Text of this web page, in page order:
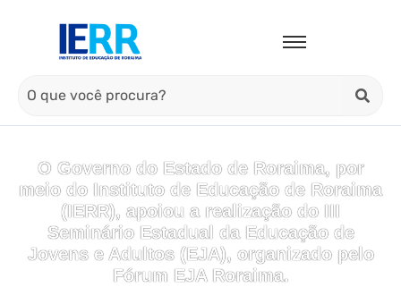
O Governo do Estado de Roraima, por
meio do Instituto de Educação de Roraima
(IERR), apoiou a realização do III
Seminário Estadual da Educação de
Jovens e Adultos (EJA), organizado pelo
Fórum EJA Roraima.